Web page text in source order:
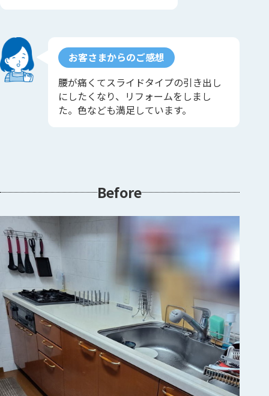
お客さまからのご感想
腰が痛くてスライドタイプの引き出し
にしたくなり、リフォームをしまし
た。色なども満足しています。
Before